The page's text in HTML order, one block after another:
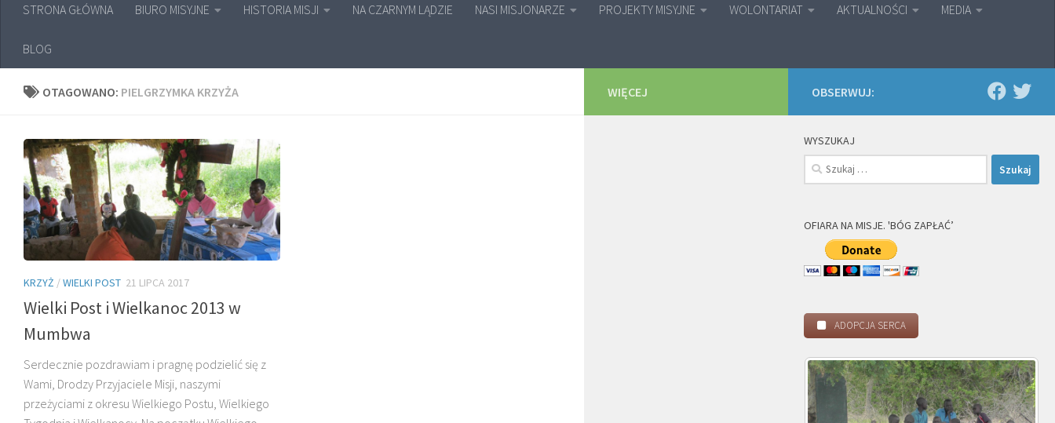
STRONA GŁÓWNA BIURO MISYJNE HISTORIA MISJI NA CZARNYM LĄDZIE NASI MISJONARZE PROJEKTY MISYJNE WOLONTARIAT AKTUALNOŚCI MEDIA
BLOG
OTAGOWANO: PIELGRZYMKA KRZYŻA
KRZYŻ /WIELKI POST 21 LIPCA 2017
Wielki Post i Wielkanoc 2013 w
Mumbwa
Serdecznie pozdrawiam i pragnę podzielić się z
Wami, Drodzy Przyjaciele Misji, naszymi
przeżyciami z okresu Wielkiego Postu, Wielkiego
OBSERWUJ:
WYSZUKAJ
Szukaj:
OFIARA NA MISJE. 'BÓG ZAPŁAĆ’
ADOPCJA SERCA
WIĘCEJ